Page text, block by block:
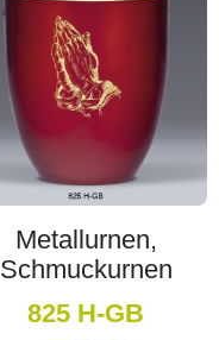
Metallurnen,
Schmuckurnen
825 H-GB